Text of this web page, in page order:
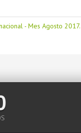
- Mes Agosto 2017.